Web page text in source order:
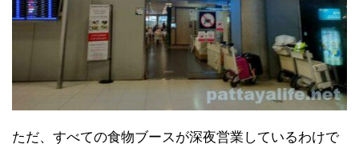
ただ、すべての食物ブースが深夜営業しているわけで